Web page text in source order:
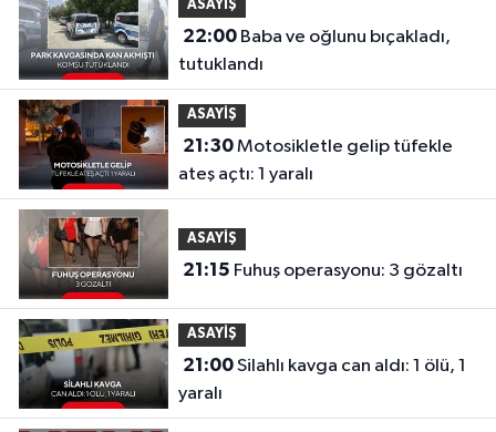
ASAYİŞ
22:00Baba ve oğlunu bıçakladı,
tutuklandı
ASAYİŞ
21:30Motosikletle gelip tüfekle
ateş açtı: 1 yaralı
ASAYİŞ
21:15 Fuhuş operasyonu: 3 gözaltı
ASAYİŞ
21:00Silahlı kavga can aldı: 1 ölü, 1
yaralı